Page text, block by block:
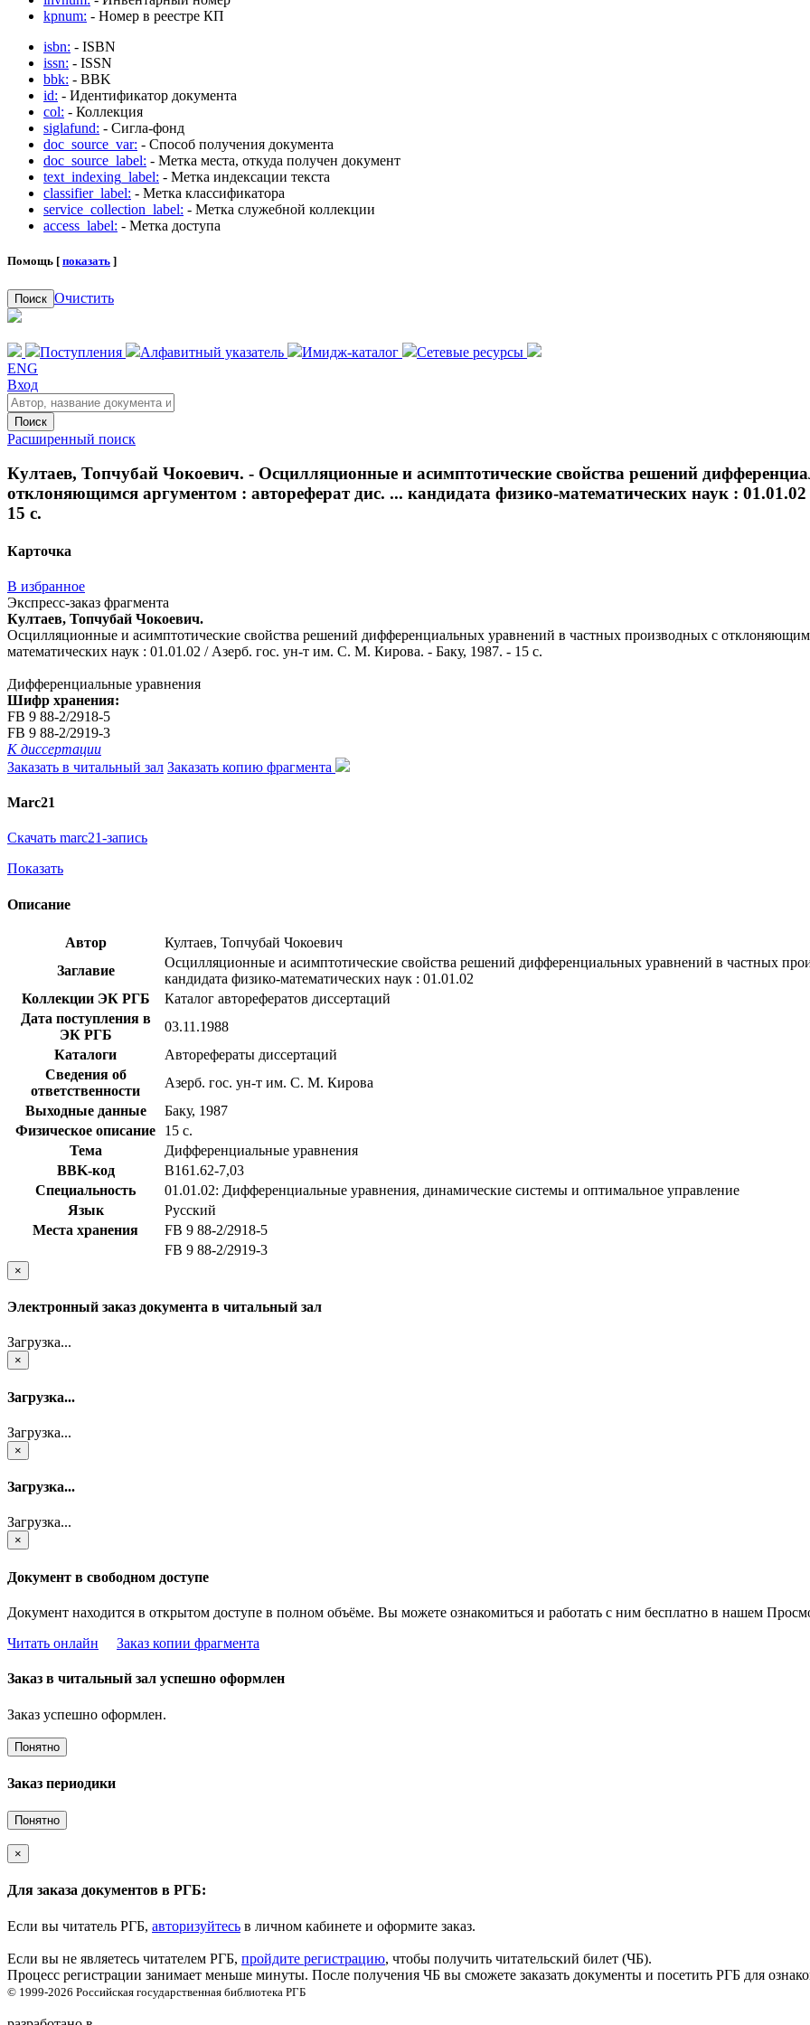
kpnum: - Номер в реестре КП
isbn: - ISBN
issn: - ISSN
bbk: - BBK
id: - Идентификатор документа
col: - Коллекция
siglafund: - Сигла-фонд
doc_source_var: - Способ получения документа
doc_source_label: - Метка места, откуда получен документ
text_indexing_label: - Метка индексации текста
classifier_label: - Метка классификатора
service_collection_label: - Метка служебной коллекции
access_label: - Метка доступа
Помощь [ показать ]
Поиск Очистить
Поступления Алфавитный указатель Имидж-каталог
Сетевые ресурсы
ENG
Вход
Поиск
Расширенный поиск
Култаев, Топчубай Чокоевич. - Осцилляционные и асимптотические свойства решений
отклоняющимся аргументом : автореферат дис. ... кандидата физико-математических наук :
15 с.
Карточка
В избранное
Экспресс-заказ фрагмента
Култаев, Топчубай Чокоевич.
Осцилляционные и асимптотические свойства решений дифференциальных уравнений в частных производных с
математических наук : 01.01.02 / Азерб. гос. ун-т им. С. М. Кирова. - Баку, 1987. - 15 с.
Дифференциальные уравнения
Шифр хранения:
FB 9 88-2/2918-5
FB 9 88-2/2919-3
К диссертации
Заказать в читальный зал Заказать копию фрагмента
Marc21
Скачать marc21-запись
Показать
Описание
Автор
Култаев, Топчубай Чокоевич
Заглавие
Осцилляционные и асимптотические свойства решений дифференциальных уравнений в частных
кандидата физико-математических наук : 01.01.02
Коллекции ЭК РГБ
Каталог авторефератов диссертаций
Дата поступления в
ЭК РГБ
03.11.1988
Каталоги
Авторефераты диссертаций
Сведения об
ответственности
Азерб. гос. ун-т им. С. М. Кирова
Выходные данные
Баку, 1987
Физическое описание
15 с.
Тема
Дифференциальные уравнения
BBK-код
В161.62-7,03
Специальность
01.01.02: Дифференциальные уравнения, динамические системы и оптимальное управление
Язык
Русский
Места хранения
FB 9 88-2/2918-5
FB 9 88-2/2919-3
×
Электронный заказ документа в читальный зал
Загрузка...
×
Загрузка...
Загрузка...
×
Загрузка...
Загрузка...
×
Документ в свободном доступе
Документ находится в открытом доступе в полном объёме. Вы можете ознакомиться и работать с ним бесплатно в нашем
Читать онлайн
Заказ копии фрагмента
Заказ в читальный зал успешно оформлен
Заказ успешно оформлен.
Понятно
Заказ периодики
Понятно
×
Для заказа документов в РГБ:
Если вы читатель РГБ, авторизуйтесь в личном кабинете и оформите заказ.
Если вы не являетесь читателем РГБ, пройдите регистрацию, чтобы получить читательский билет (ЧБ).
Процесс регистрации занимает меньше минуты. После получения ЧБ вы сможете заказать документы и посетить РГБ для
© 1999-2026 Российская государственная библиотека РГБ